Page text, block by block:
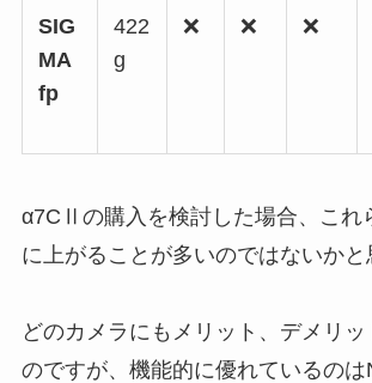
SIG
MA
fp
422
g
❌ ❌ ❌
α7CⅡの購入を検討した場合、これ
に上がることが多いのではないかと
どのカメラにもメリット、デメリ
のですが、機能的に優れているの